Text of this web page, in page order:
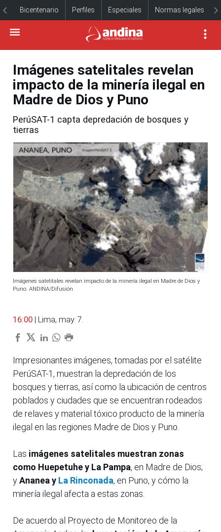
Bicentenario Perfiles Especiales Normas legales
Imágenes satelitales revelan
impacto de la minería ilegal en
Madre de Dios y Puno
PerúSAT-1 capta depredación de bosques y
tierras
Imágenes satelitales revelan impacto de la minería ilegal en Madre de Dios y
Puno. ANDINA/Difusión
16:00 | Lima, may. 7.
Impresionantes imágenes, tomadas por el satélite
PerúSAT-1, muestran la depredación de los
bosques y tierras, así como la ubicación de centros
poblados y ciudades que se encuentran rodeados
de relaves y material tóxico producto de la minería
ilegal en las regiones Madre de Dios y Puno.
Las imágenes satelitales muestran zonas
como Huepetuhe y La Pampa, en Madre de Dios;
yAnanea y La Rinconada, en Puno, y cómo la
minería ilegal afecta a estas zonas.
De acuerdo al Proyecto de Monitoreo de la